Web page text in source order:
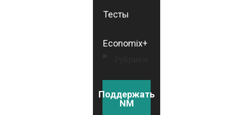
Тесты
Economix+
Поддержать
NM